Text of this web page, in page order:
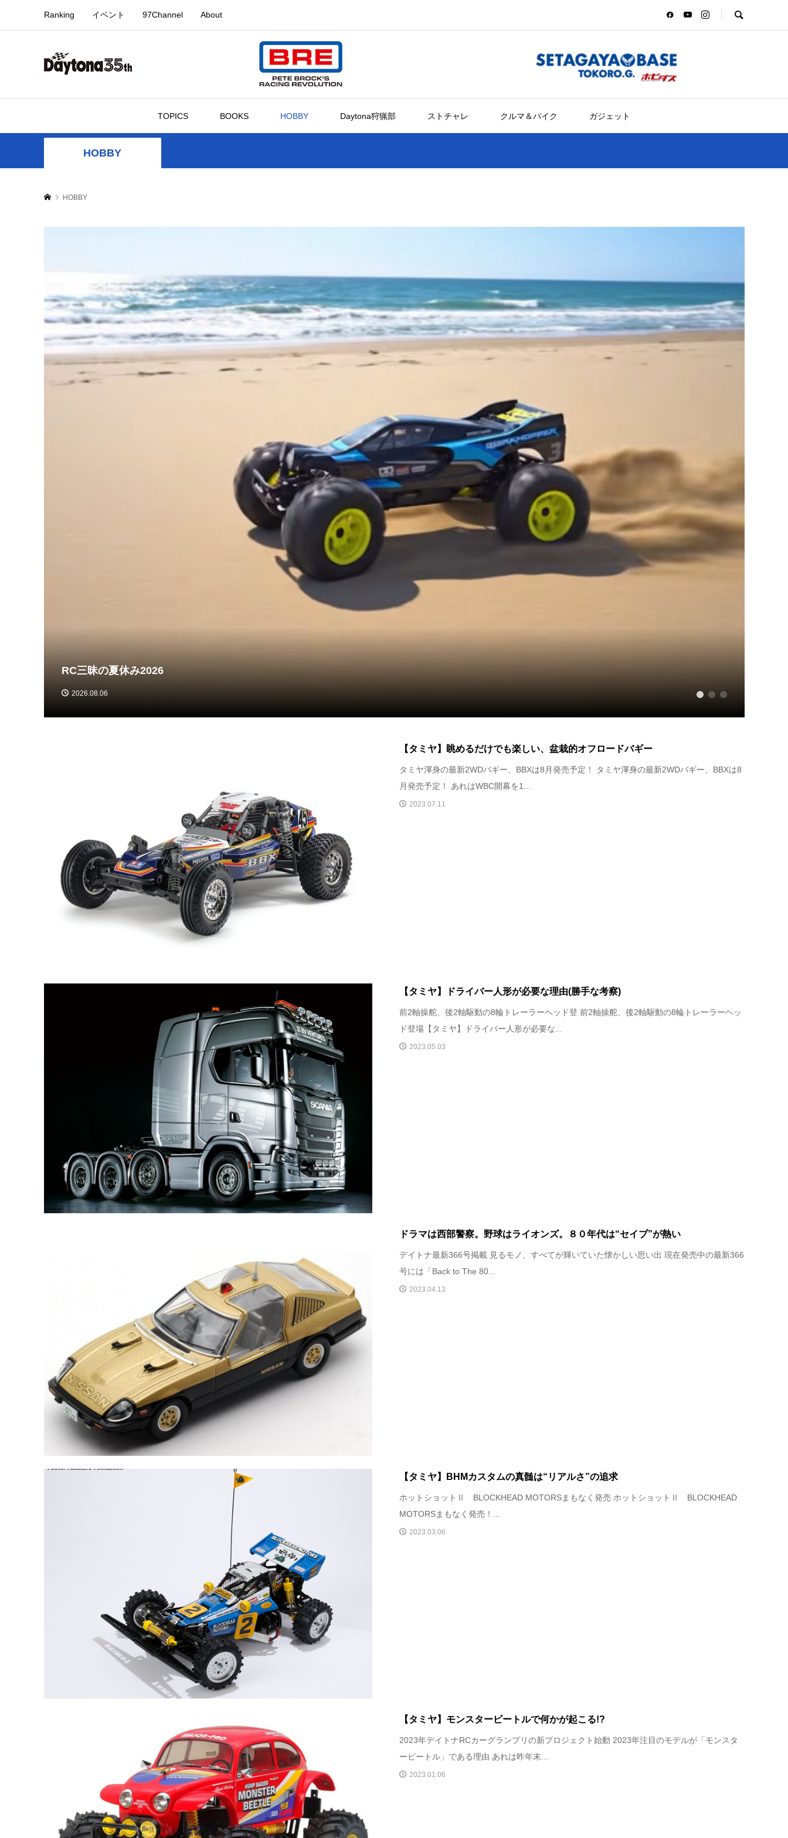
Ranking イベント 97Channel About
TOPICS BOOKS HOBBY Daytona狩猟部 ストチャレ クルマ＆バイク ガジェット
HOBBY
HOBBY
RC三昧の夏休み2026
2026.08.06 1 2 3
【タミヤ】眺めるだけでも楽しい、盆栽的オフロードバギー
タミヤ渾身の最新2WDバギー、BBXは8月発売予定！ タミヤ渾身の最新2WDバギー、BBXは8
月発売予定！ あれはWBC開幕を1...
2023.07.11
【タミヤ】ドライバー人形が必要な理由(勝手な考察)
前2軸操舵、後2軸駆動の8輪トレーラーヘッド登 前2軸操舵、後2軸駆動の8輪トレーラーヘッ
ド登場【タミヤ】ドライバー人形が必要な...
2023.05.03
ドラマは西部警察。野球はライオンズ。８０年代は“セイブ”が熱い
デイトナ最新366号掲載 見るモノ、すべてが輝いていた懐かしい思い出 現在発売中の最新366
号には「Back to The 80...
2023.04.13
【タミヤ】BHMカスタムの真髄は“リアルさ”の追求
ホットショットⅡ BLOCKHEAD MOTORSまもなく発売 ホットショットⅡ BLOCKHEAD
MOTORSまもなく発売！...
2023.03.06
【タミヤ】モンスタービートルで何かが起こる!?
2023年デイトナRCカーグランプリの新プロジェクト始動 2023年注目のモデルが「モンスタ
ービートル」である理由 あれは昨年末...
2023.01.06